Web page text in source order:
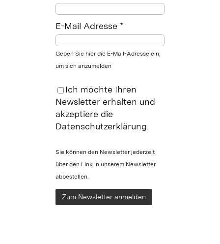
E-Mail Adresse *
Geben Sie hier die E-Mail-Adresse ein,
um sich anzumelden
Ich möchte Ihren
Newsletter erhalten und
akzeptiere die
Datenschutzerklärung.
Sie können den Newsletter jederzeit
über den Link in unserem Newsletter
abbestellen.